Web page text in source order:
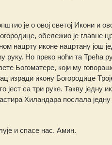
је о овој светој Икони и
обележио је главне
нацрту иконе нацртану још
Но преко ноћи та Трећа
Богоматере, који му
изради икону Богородице
са три руке. Такву једну
Хиландара послала једну
и спасе нас. Амин.